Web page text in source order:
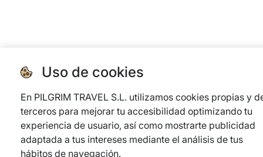
Uso de cookies
En PILGRIM TRAVEL S.L. utilizamos cookies propias y
terceros para mejorar tu accesibilidad optimizando tu
experiencia de usuario, así como mostrarte publicidad
adaptada a tus intereses mediante el análisis de tus
hábitos de navegación.